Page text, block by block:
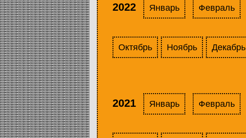
2022 Январь Февраль
Октябрь Ноябрь Декабрь
2021 Январь Февраль